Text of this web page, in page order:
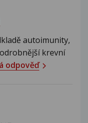
autoimunity,
krevní
odpověď